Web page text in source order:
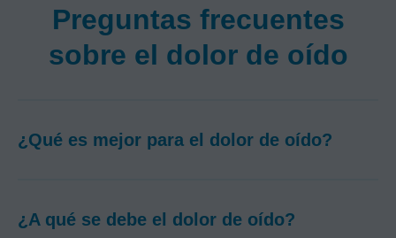
Preguntas frecuentes
sobre el dolor de oído
¿Qué es mejor para el dolor de oído?
¿A qué se debe el dolor de oído?